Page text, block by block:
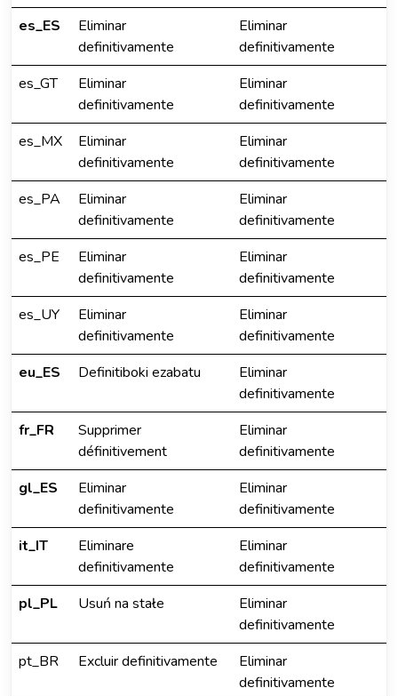
es_ES
Eliminar
definitivamente
Eliminar
definitivamente
es_GT
Eliminar
definitivamente
Eliminar
definitivamente
es_MX
Eliminar
definitivamente
Eliminar
definitivamente
es_PA
Eliminar
definitivamente
Eliminar
definitivamente
es_PE
Eliminar
definitivamente
Eliminar
definitivamente
es_UY
Eliminar
definitivamente
Eliminar
definitivamente
eu_ES
Definitiboki ezabatu
Eliminar
definitivamente
fr_FR
Supprimer
définitivement
Eliminar
definitivamente
gl_ES
Eliminar
definitivamente
Eliminar
definitivamente
it_IT
Eliminare
definitivamente
Eliminar
definitivamente
pl_PL
Usuń na stałe
Eliminar
definitivamente
pt_BR
Excluir definitivamente
Eliminar
definitivamente